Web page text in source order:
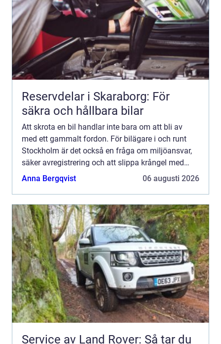
Reservdelar i Skaraborg: För
säkra och hållbara bilar
Att skrota en bil handlar inte bara om att bli av
med ett gammalt fordon. För bilägare i och runt
Stockholm är det också en fråga om miljöansvar,
säker avregistrering och att slippa krångel med
papper och transporter. En seriös bilskrot
Anna Bergqvist 06 augusti 2026
Service av Land Rover: Så tar du